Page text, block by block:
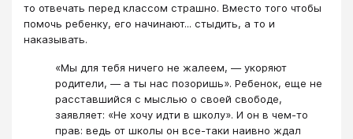
то отвечать перед классом страшно. Вместо того чтобы
помочь ребенку, его начинают... стыдить, а то и
наказывать.
«Мы для тебя ничего не жалеем, ― укоряют
родители, ― а ты нас позоришь». Ребенок, еще не
расставшийся с мыслью о своей свободе,
заявляет: «Не хочу идти в школу». И он в чем-то
прав: ведь от школы он все-таки наивно ждал